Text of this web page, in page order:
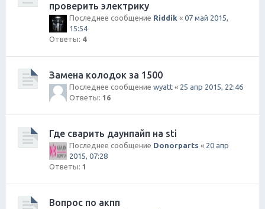
проверить электрику
Последнее сообщение Riddik « 07 май 2015,
15:54
Ответы: 4
Замена колодок за 1500
Последнее сообщение wyatt « 25 апр 2015, 22:46
Ответы: 16
Где сварить даунпайп на sti
Последнее сообщение Donorparts « 20 апр
2015, 07:28
Ответы: 1
Вопрос по акпп